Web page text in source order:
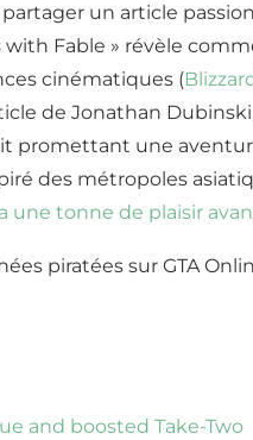
un article
with Fable » révèle
cinématiques (
de Jonathan
promettant une
des métropoles
une tonne de plaisir
and boosted Take-Two